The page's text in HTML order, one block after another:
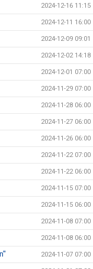
2024-12-16 11:15
2024-12-11 16:00
2024-12-09 09:01
2024-12-02 14:18
2024-12-01 07:00
2024-11-29 07:00
2024-11-28 06:00
2024-11-27 06:00
2024-11-26 06:00
2024-11-22 07:00
2024-11-22 06:00
2024-11-15 07:00
2024-11-15 06:00
2024-11-08 07:00
2024-11-08 06:00
2024-11-07 07:00